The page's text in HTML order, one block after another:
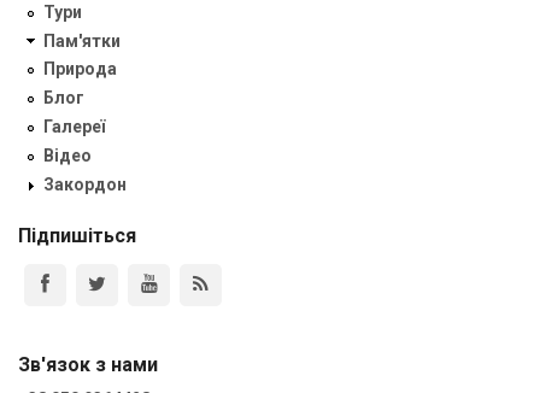
Тури
Пам'ятки
Природа
Блог
Галереї
Відео
Закордон
Підпишіться
Зв'язок з нами